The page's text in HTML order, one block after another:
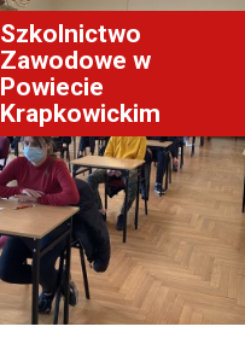
Szkolnictwo
Zawodowe w
Powiecie
Krapkowickim